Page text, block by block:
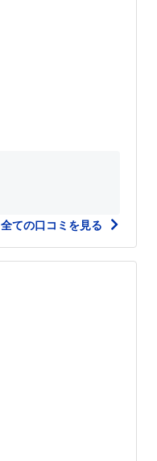
全ての口コミを見る